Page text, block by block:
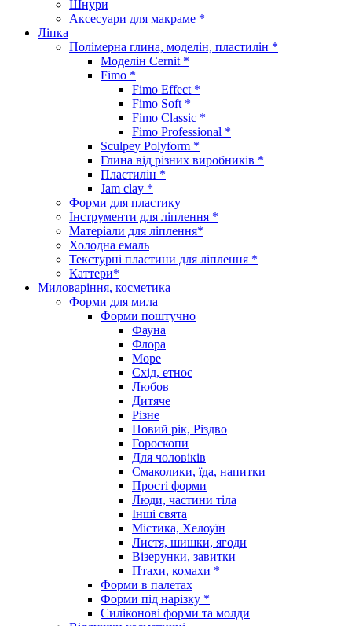
Шнури
Аксесуари для макраме *
Ліпка
Полімерна глина, моделін, пластилін *
Моделін Cernit *
Fimo *
Fimo Effect *
Fimo Soft *
Fimo Classic *
Fimo Professional *
Sculpey Polyform *
Глина від різних виробників *
Пластилін *
Jam clay *
Форми для пластику
Інструменти для ліплення *
Матеріали для ліплення*
Холодна емаль
Текстурні пластини для ліплення *
Каттери*
Миловаріння, косметика
Форми для мила
Форми поштучно
Фауна
Флора
Море
Схід, етнос
Любов
Дитяче
Різне
Новий рік, Різдво
Гороскопи
Для чоловіків
Смаколики, їда, напитки
Прості форми
Люди, частини тіла
Інші свята
Містика, Хелоуїн
Листя, шишки, ягоди
Візерунки, завитки
Птахи, комахи *
Форми в палетах
Форми під нарізку *
Силіконові форми та молди